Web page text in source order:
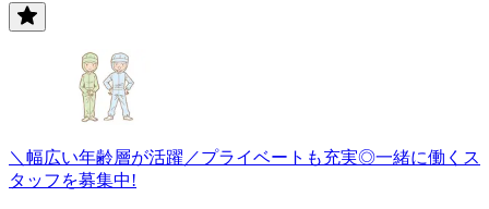
＼幅広い年齢層が活躍／プライベートも充実◎一緒に働くス
タッフを募集中!